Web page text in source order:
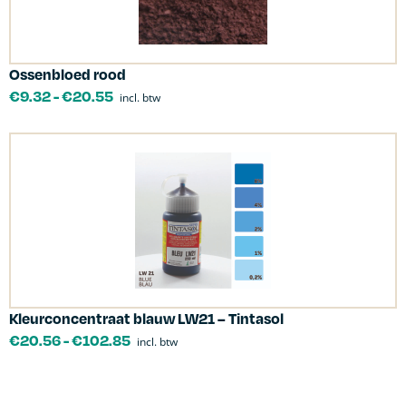
Ossenbloed rood
€9.32-€20.55 incl. btw
Kleurconcentraat blauw LW21 – Tintasol
€20.56-€102.85 incl. btw